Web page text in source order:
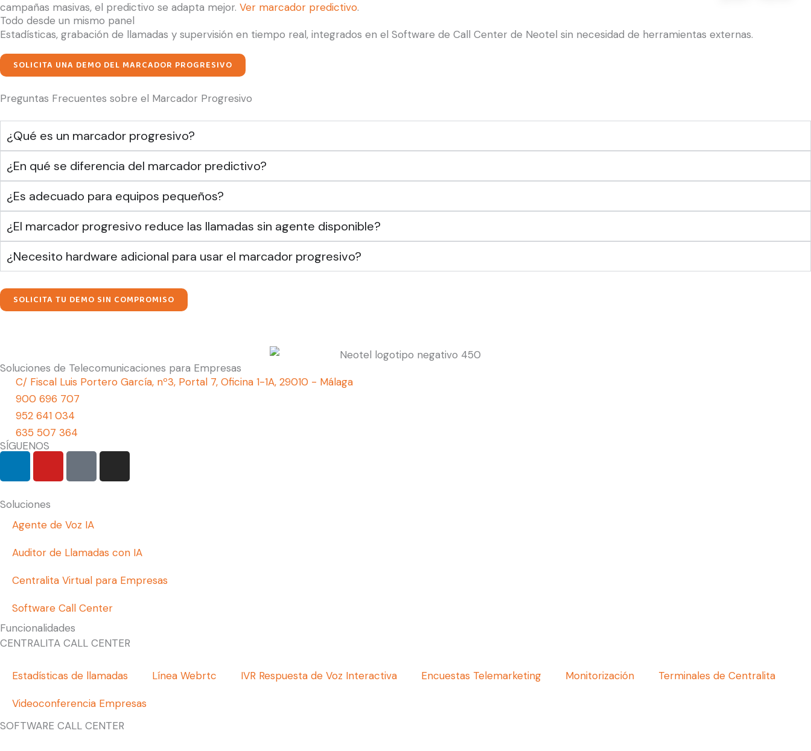
campañas masivas, el predictivo se adapta mejor. Ver marcador predictivo.
Todo desde un mismo panel
Estadísticas, grabación de llamadas y supervisión en tiempo real, integrados en el Software de Call Center de Neotel sin necesidad de herramientas externas.
SOLICITA UNA DEMO DEL MARCADOR PROGRESIVO
Preguntas Frecuentes sobre el Marcador Progresivo
¿Qué es un marcador progresivo?
¿En qué se diferencia del marcador predictivo?
¿Es adecuado para equipos pequeños?
¿El marcador progresivo reduce las llamadas sin agente disponible?
¿Necesito hardware adicional para usar el marcador progresivo?
SOLICITA TU DEMO SIN COMPROMISO
Soluciones de Telecomunicaciones para Empresas
C/ Fiscal Luis Portero García, nº3, Portal 7, Oficina 1-1A, 29010 - Málaga
900 696 707
952 641 034
635 507 364
SÍGUENOS
k
e
d
i
t
u
b
e
l
e
r
m
Soluciones
Agente de Voz IA
Auditor de Llamadas con IA
Centralita Virtual para Empresas
Software Call Center
Funcionalidades
CENTRALITA CALL CENTER
Estadísticas de llamadas Línea Webrtc IVR Respuesta de Voz Interactiva Encuestas Telemarketing Monitorización Terminales de Centralita
Videoconferencia Empresas
SOFTWARE CALL CENTER